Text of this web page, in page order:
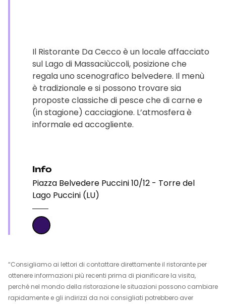
Il Ristorante Da Cecco è un locale affacciato
sul Lago di Massaciùccoli, posizione che
regala uno scenografico belvedere. Il menù
è tradizionale e si possono trovare sia
proposte classiche di pesce che di carne e
(in stagione) cacciagione. L’atmosfera è
informale ed accogliente.
Info
Piazza Belvedere Puccini 10/12 - Torre del
Lago Puccini (LU)
“Consigliamo ai lettori di contattare direttamente il ristorante per
ottenere informazioni più recenti prima di pianificare la visita,
perché nel mondo della ristorazione le situazioni possono cambiare
rapidamente e gli indirizzi da noi consigliati potrebbero aver